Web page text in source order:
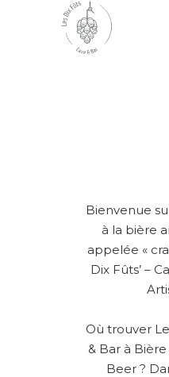
Bienvenue
à la bière
appelée «
Dix Fûts’ –
Où trouver
& Bar à
Beer ?